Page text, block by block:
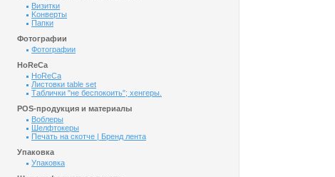
Визитки
Kонверты
Папки
Фотографии
Фотографии
HoReCa
HoReCa
Листовки table set
Таблички "не беспокоить"; хенгеры.
POS-продукция и материалы
Воблеры
Шелфтокеры
Печать на скотче | Бренд лента
Упаковка
Упаковка